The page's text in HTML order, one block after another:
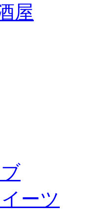
屋
ーツ